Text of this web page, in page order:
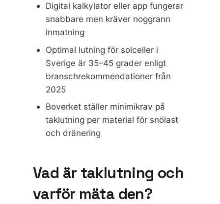
Digital kalkylator eller app fungerar
snabbare men kräver noggrann
inmatning
Optimal lutning för solceller i
Sverige är 35–45 grader enligt
branschrekommendationer från
2025
Boverket ställer minimikrav på
taklutning per material för snölast
och dränering
Vad är taklutning och
varför mäta den?